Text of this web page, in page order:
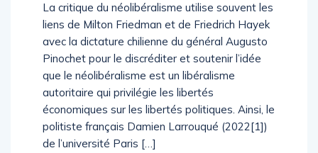
La critique du néolibéralisme utilise souvent les
liens de Milton Friedman et de Friedrich Hayek
avec la dictature chilienne du général Augusto
Pinochet pour le discréditer et soutenir l’idée
que le néolibéralisme est un libéralisme
autoritaire qui privilégie les libertés
économiques sur les libertés politiques. Ainsi, le
politiste français Damien Larrouqué (2022[1])
de l’université Paris […]